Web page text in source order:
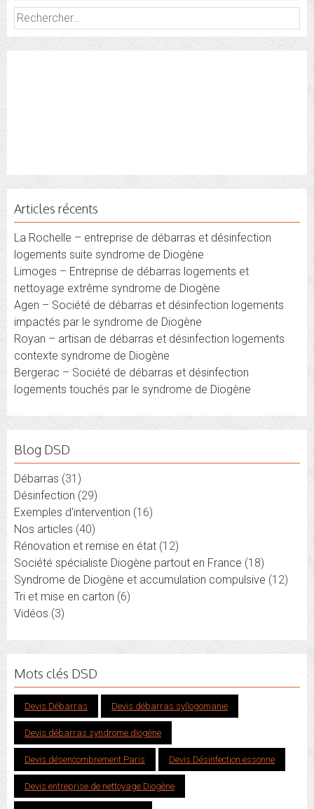
Rechercher :
Articles récents
La Rochelle – entreprise de débarras et désinfection
logements suite syndrome de Diogène
Limoges – Entreprise de débarras logements et
nettoyage extrême syndrome de Diogène
Agen – Société de débarras et désinfection logements
impactés par le syndrome de Diogène
Royan – artisan de débarras et désinfection logements
contexte syndrome de Diogène
Bergerac – Société de débarras et désinfection
logements touchés par le syndrome de Diogène
Blog DSD
Débarras (31)
Désinfection (29)
Exemples d'intervention (16)
Nos articles (40)
Rénovation et remise en état (12)
Société spécialiste Diogène partout en France (18)
Syndrome de Diogène et accumulation compulsive (12)
Tri et mise en carton (6)
Vidéos (3)
Mots clés DSD
Devis Débarras Devis débarras syllogomanie
Devis débarras syndrome diogène
Devis désencombrement Paris Devis Désinfection essonne
Devis entreprise de nettoyage Diogène